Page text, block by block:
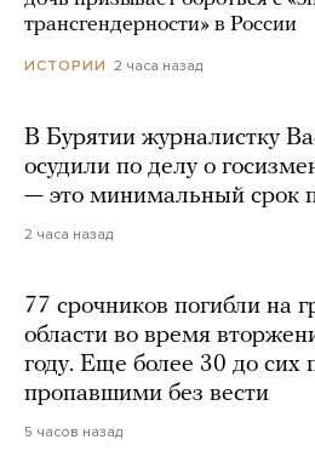
трансгендерности» в России
ИСТОРИИ 2 часа назад
В Бурятии журналистку
осудили по делу о
— это минимальный срок
2 часа назад
77 срочников погибли на
области во время
году. Еще более 30 до сих
пропавшими без вести
5 часов назад